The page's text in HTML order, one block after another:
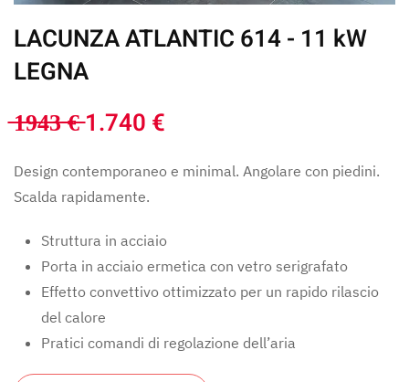
LACUNZA ATLANTIC 614 - 11 kW
LEGNA
̶1̶9̶4̶3̶ ̶€̶ 1.740 €
Design contemporaneo e minimal. Angolare con piedini.
Scalda rapidamente.
Struttura in acciaio
Porta in acciaio ermetica con vetro serigrafato
Effetto convettivo ottimizzato per un rapido rilascio
del calore
Pratici comandi di regolazione dell’aria